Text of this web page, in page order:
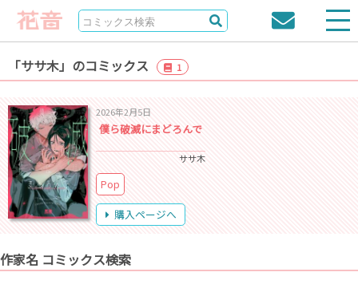
「ササ木」のコミックス 1
2026年2月5日
僕ら破滅にまどろんで
ササ木
Pop
購入ページへ
作家名 コミックス検索